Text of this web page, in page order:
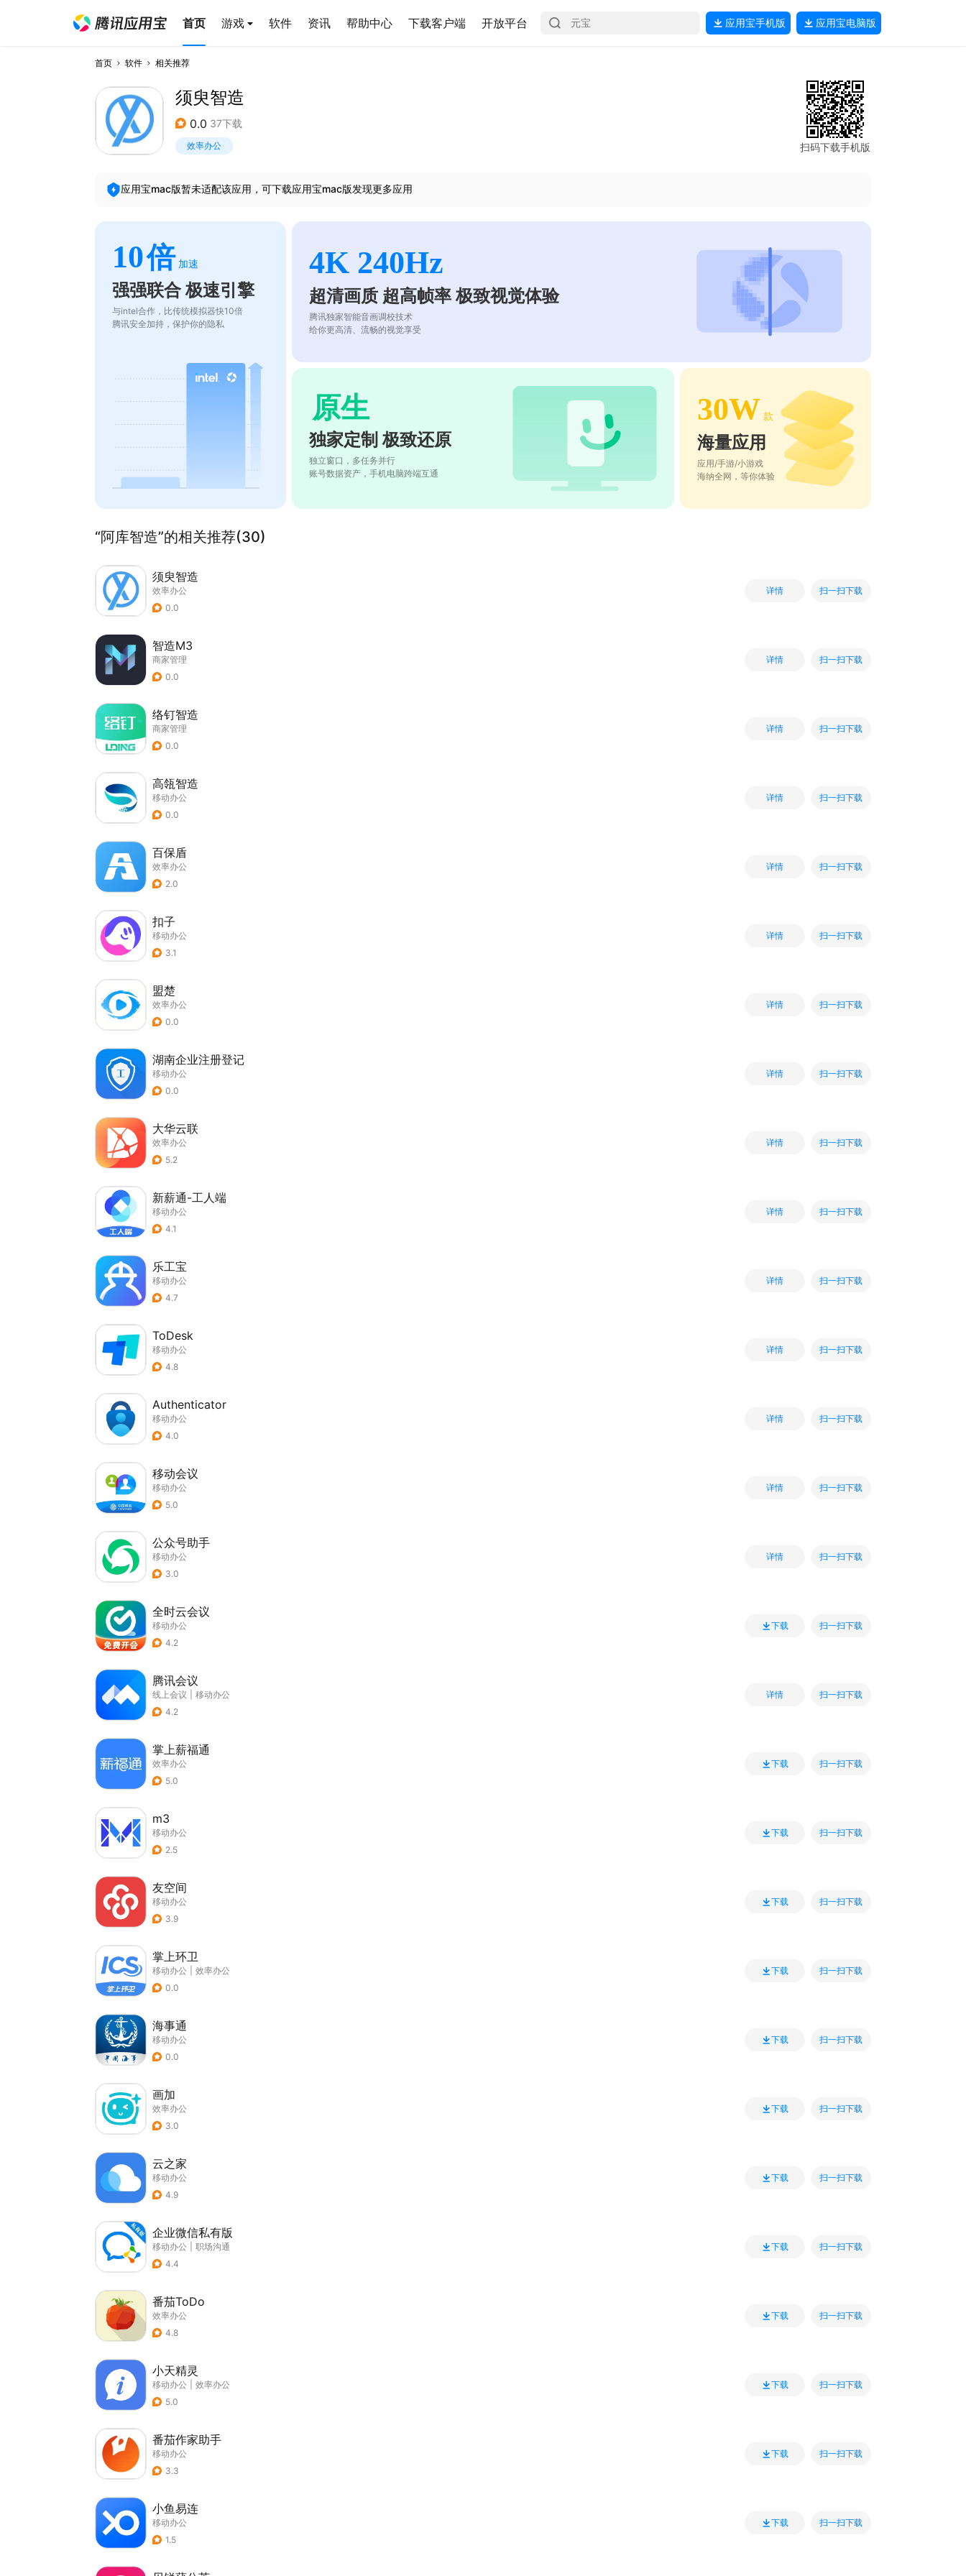
首页 游戏 软件 资讯 帮助中心 下载客户端 开放平台 应用宝手机版 应用宝电脑版
首页 软件 相关推荐
须臾智造
0.0 37下载
效率办公 扫码下载手机版
应用宝mac版暂未适配该应用，可下载应用宝mac版发现更多应用
10倍 加速
强强联合 极速引擎
与intel合作，比传统模拟器快10倍
腾讯安全加持，保护你的隐私
4K 240Hz
超清画质 超高帧率 极致视觉体验
腾讯独家智能音画调校技术
给你更高清、流畅的视觉享受
原生
独家定制 极致还原
独立窗口，多任务并行
账号数据资产，手机电脑跨端互通
30W 款
海量应用
应用/手游/小游戏
海纳全网，等你体验
“阿库智造”的相关推荐(30)
须臾智造
效率办公
0.0
详情 扫一扫下载
智造M3
商家管理
0.0
详情 扫一扫下载
络钉智造
商家管理
0.0
详情 扫一扫下载
高瓴智造
移动办公
0.0
详情 扫一扫下载
百保盾
效率办公
2.0
详情 扫一扫下载
扣子
移动办公
3.1
详情 扫一扫下载
盟楚
效率办公
0.0
详情 扫一扫下载
湖南企业注册登记
移动办公
0.0
详情 扫一扫下载
大华云联
效率办公
5.2
详情 扫一扫下载
新薪通-工人端
移动办公
4.1
详情 扫一扫下载
乐工宝
移动办公
4.7
详情 扫一扫下载
ToDesk
移动办公
4.8
详情 扫一扫下载
Authenticator
移动办公
4.0
详情 扫一扫下载
移动会议
移动办公
5.0
详情 扫一扫下载
公众号助手
移动办公
3.0
详情 扫一扫下载
全时云会议
移动办公
4.2
下载 扫一扫下载
腾讯会议
线上会议
移动办公
4.2
详情 扫一扫下载
掌上薪福通
效率办公
5.0
下载 扫一扫下载
m3
移动办公
2.5
下载 扫一扫下载
友空间
移动办公
3.9
下载 扫一扫下载
掌上环卫
移动办公
效率办公
0.0
下载 扫一扫下载
海事通
移动办公
0.0
下载 扫一扫下载
画加
效率办公
3.0
下载 扫一扫下载
云之家
移动办公
4.9
下载 扫一扫下载
企业微信私有版
移动办公
职场沟通
4.4
下载 扫一扫下载
番茄ToDo
效率办公
4.8
下载 扫一扫下载
小天精灵
移动办公
效率办公
5.0
下载 扫一扫下载
番茄作家助手
移动办公
3.3
下载 扫一扫下载
小鱼易连
移动办公
1.5
下载 扫一扫下载